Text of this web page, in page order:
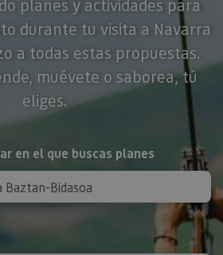
planes y actividades para
durante tu visita a Navarra
a todas estas propuestas.
muévete o saborea, tú
eliges.
en el que buscas planes